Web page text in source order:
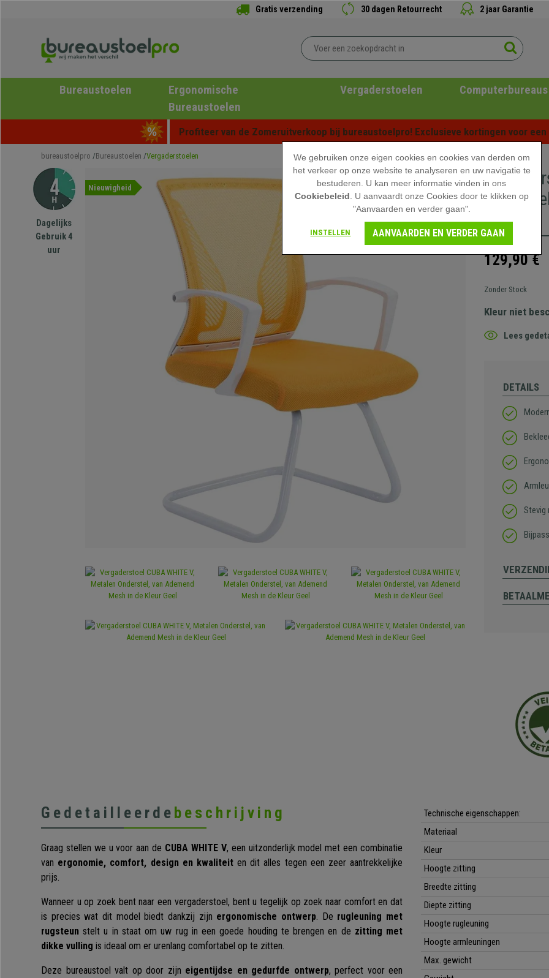
Gratis verzending 30 dagen Retourrecht 2 jaar Garantie
Bureaustoelen
Ergonomische
Bureaustoelen
Vergaderstoelen Computerbureaus
Profiteer van de Zomeruitverkoop bij bureaustoelpro! Exclusieve kortingen voor
bureaustoelpro Bureaustoelen Vergaderstoelen
Dagelijks
Gebruik 4
uur
Nieuwigheid
Geel
129,90 €
Zonder Stock
Kleur niet
Lees
DETAILS
Stevig
Gedetailleerde beschrijving
Graag stellen we u voor aan de CUBA WHITE V, een uitzonderlijk model met een combinatie
van ergonomie, comfort, design en kwaliteiten dit alles tegen een zeer aantrekkelijke
prijs.
Wanneer u op zoek bent naar een vergaderstoel, bent u tegelijk op zoek naar comfort en dat
is precies wat dit model biedt dankzij zijn ergonomische ontwerp. De rugleuning met
rugsteun stelt u in staat om uw rug in een goede houding te brengen en de zitting met
dikke vulling is ideaal om er urenlang comfortabel op te zitten.
Deze bureaustoel valt op door zijn eigentijdse en gedurfde ontwerp, perfect voor een
Technische eigenschappen:
Materiaal
Kleur
Hoogte zitting
Breedte zitting
Diepte zitting
Hoogte rugleuning
Hoogte armleuningen
Max. gewicht
We gebruiken onze eigen cookies en cookies van derden om
het verkeer op onze website te analyseren en uw navigatie te
bestuderen. U kan meer informatie vinden in ons
Cookiebeleid . U aanvaardt onze Cookies door te klikken op
"Aanvaarden en verder gaan".
INSTELLEN AANVAARDEN EN VERDER GAAN